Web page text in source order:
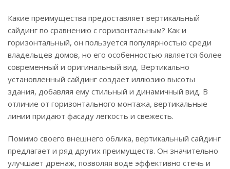
Какие преимущества предоставляет вертикальный
сайдинг по сравнению с горизонтальным? Как и
горизонтальный, он пользуется популярностью среди
владельцев домов, но его особенностью является более
современный и оригинальный вид. Вертикально
установленный сайдинг создает иллюзию высоты
здания, добавляя ему стильный и динамичный вид. В
отличие от горизонтального монтажа, вертикальные
линии придают фасаду легкость и свежесть.
Помимо своего внешнего облика, вертикальный сайдинг
предлагает и ряд других преимуществ. Он значительно
улучшает дренаж, позволяя воде эффективно стечь и